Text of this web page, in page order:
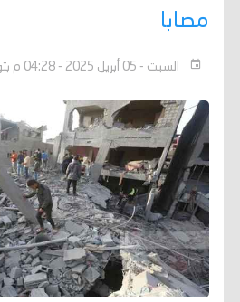
مصابا
السبت - 05 أبريل 2025 - 04:28 م بتوقيت عدن